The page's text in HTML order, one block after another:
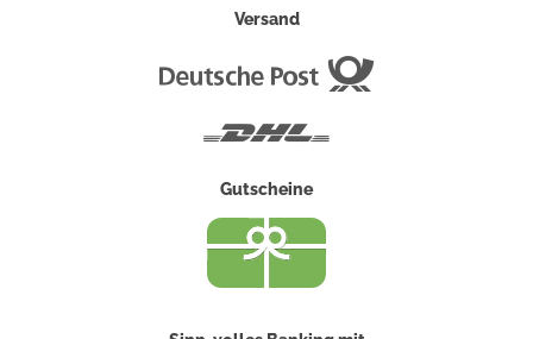
Versand
Gutscheine